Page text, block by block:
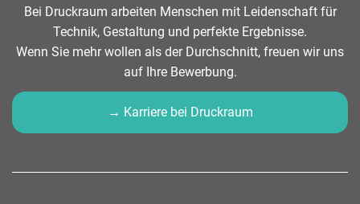
Bei Druckraum arbeiten Menschen mit Leidenschaft für
Technik, Gestaltung und perfekte Ergebnisse.
Wenn Sie mehr wollen als der Durchschnitt, freuen wir uns
auf Ihre Bewerbung.
→ Karriere bei Druckraum